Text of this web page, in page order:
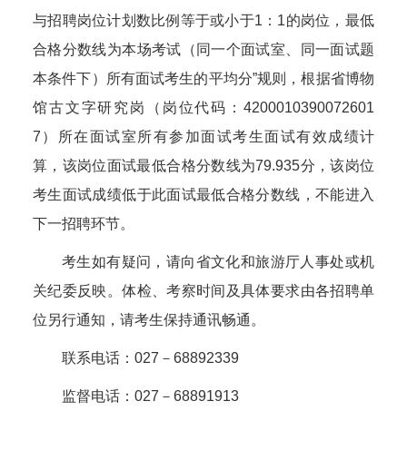
与招聘岗位计划数比例等于或小于1：1的岗位，最低
合格分数线为本场考试（同一个面试室、同一面试题
本条件下）所有面试考生的平均分”规则，根据省博物
馆古文字研究岗（岗位代码：4200010390072601
7）所在面试室所有参加面试考生面试有效成绩计
算，该岗位面试最低合格分数线为79.935分，该岗位
考生面试成绩低于此面试最低合格分数线，不能进入
下一招聘环节。
考生如有疑问，请向省文化和旅游厅人事处或机
关纪委反映。体检、考察时间及具体要求由各招聘单
位另行通知，请考生保持通讯畅通。
联系电话：027－68892339
监督电话：027－68891913